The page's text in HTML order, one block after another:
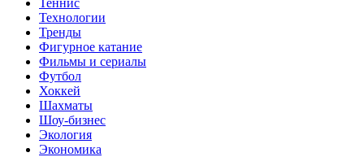
Технологии
Тренды
Фигурное катание
Фильмы и сериалы
Футбол
Хоккей
Шахматы
Шоу-бизнес
Экология
Экономика